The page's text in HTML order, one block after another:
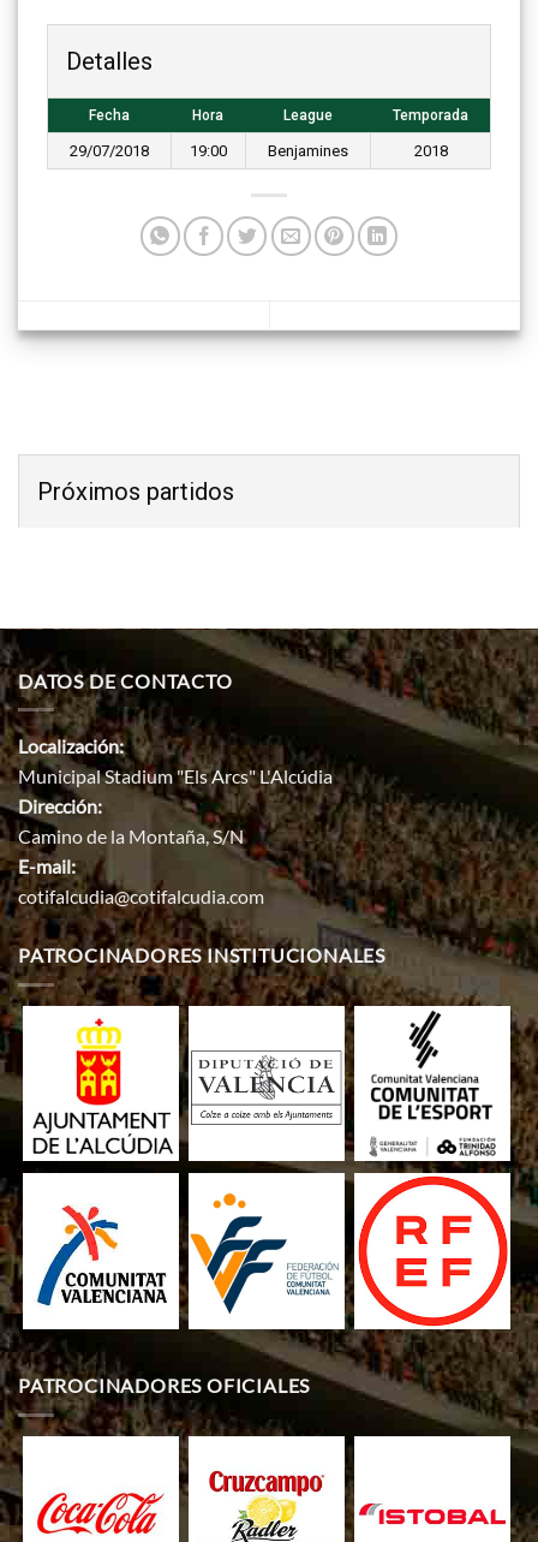
Detalles
Fecha Hora League Temporada
29/07/2018 19:00 Benjamines 2018
Próximos partidos
DATOS DE CONTACTO
Localización:
Municipal Stadium "Els Arcs" L'Alcúdia
Dirección:
Camino de la Montaña, S/N
E-mail:
cotifalcudia@cotifalcudia.com
PATROCINADORES INSTITUCIONALES
PATROCINADORES OFICIALES